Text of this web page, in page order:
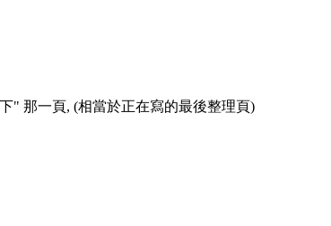
" 那一頁, (相當於正在寫的最後整理頁)